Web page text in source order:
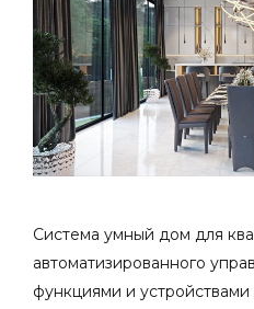
Система умный дом для
автоматизированного
функциями и